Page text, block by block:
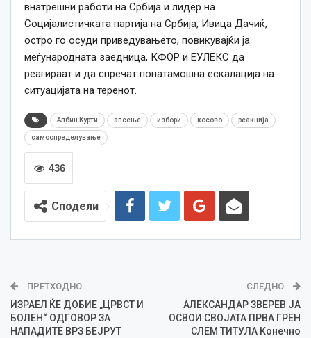
внатрешни работи на Србија и лидер на
Социјалистичката партија на Србија, Ивица Дачиќ,
остро го осуди приведувањето, повикувајќи ја
меѓународната заедница, КФОР и ЕУЛЕКС да
реагираат и да спречат понатамошна ескалација на
ситуацијата на теренот.
Албин Курти апсење избори косово реакција
самоопределување
436
Сподели
ПРЕТХОДНО
ИЗРАЕЛ ЌЕ ДОБИЕ „ЦРВСТ И
БОЛЕН“ ОДГОВОР ЗА
НАПАДИТЕ ВРЗ БЕЈРУТ
СЛЕДНО
АЛЕКСАНДАР ЗВЕРЕВ ЈА
ОСВОИ СВОЈАТА ПРВА ГРЕН
СЛЕМ ТИТУЛА Конечно